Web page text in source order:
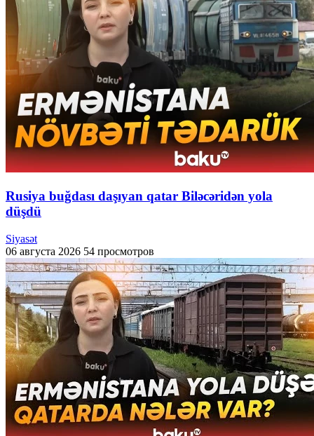
Rusiya buğdası daşıyan qatar Biləcəridən yola
düşdü
Siyasət
06 августа 2026 54 просмотров